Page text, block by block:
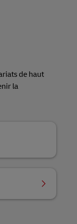
de haut
la